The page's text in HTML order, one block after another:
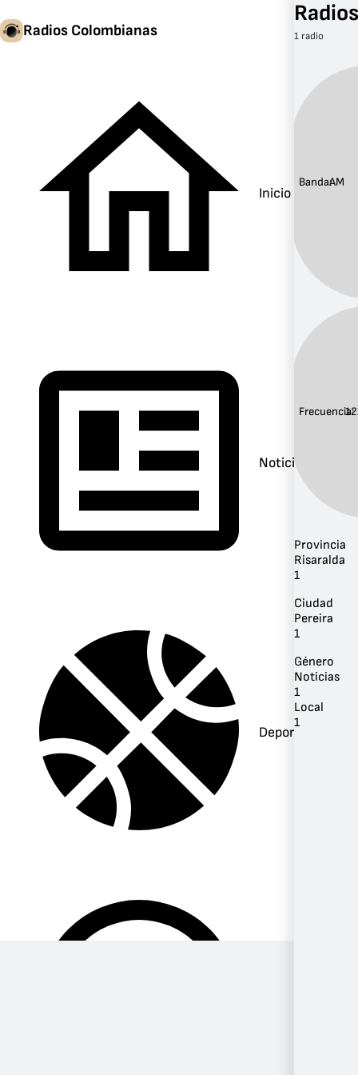
Radios Colombianas
Inicio
Noticias
Deportes
1 radio
Banda:AM
Frecuencia:
Provincia
Risaralda
1
Ciudad
Pereira
1
Género
Noticias
1
Local
1